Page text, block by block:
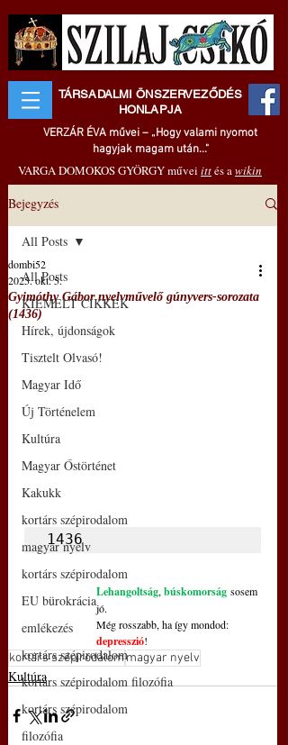
TÁRSADALMI ÖNSZERVEZŐDÉS
HONLAPJA
VERZÁR ÉVA művei – „Hogy valami nyomot
hagyjak magam után..."
VARGA DOMOKOS GYÖRGY művei ittés awikin
Bejegyzés
All Posts
KIEMELT CIKKEK
Hírek, újdonságok
Tisztelt Olvasó!
Magyar Idő
Új Történelem
Kultúra
Magyar Őstörténet
Kakukk
kortárs szépirodalom
magyar nyelv
kortárs szépirodalom
EU bürokrácia
emlékezés
kortárs szépirodalom
kortárs szépirodalom filozófia
kortárs szépirodalom
filozófia
All Posts
Gyimóthy Gábor nyelvművelő gúnyvers-sorozata
(1436)
dombi52
2025. okt. 5.
1436
Lehangoltság, búskomorság sosem
jó.
Még rosszabb, ha így mondod:
depresszió!
kortárs szépirodalommagyar nyelv
Kultúra